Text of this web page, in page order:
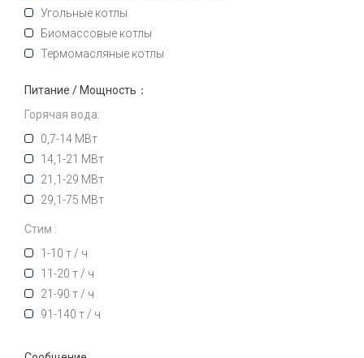
Угольные котлы
Биомассовые котлы
Термомасляные котлы
Питание / Мощность：
Горячая вода:
0,7-14 МВт
14,1-21 МВт
21,1-29 МВт
29,1-75 МВт
Стим :
1-10 т / ч
11-20 т / ч
21-90 т / ч
91-140 т / ч